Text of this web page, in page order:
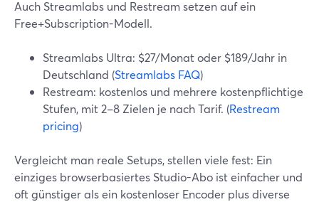
Auch Streamlabs und Restream setzen auf ein
Free+Subscription-Modell.
Streamlabs Ultra: $27/Monat oder $189/Jahr in
Deutschland (Streamlabs FAQ)
Restream: kostenlos und mehrere kostenpflichtige
Stufen, mit 2–8 Zielen je nach Tarif. (Restream
pricing)
Vergleicht man reale Setups, stellen viele fest: Ein
einziges browserbasiertes Studio-Abo ist einfacher und
oft günstiger als ein kostenloser Encoder plus diverse